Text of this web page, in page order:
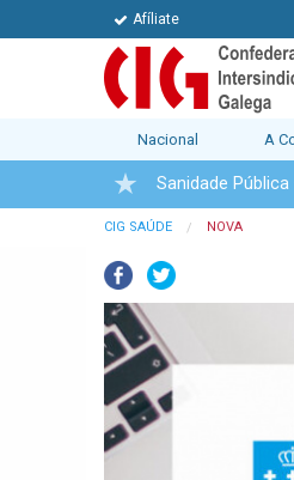
Afíliate
Nacional A
Sanidade Pública
CIG SAÚDE NOVA
Facebook